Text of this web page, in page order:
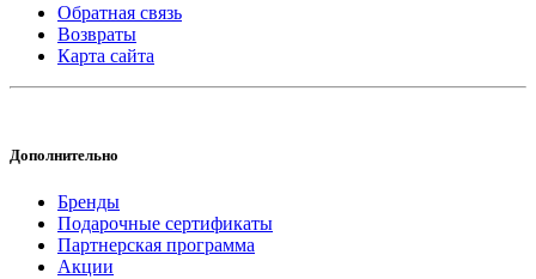
Обратная связь
Возвраты
Карта сайта
Дополнительно
Бренды
Подарочные сертификаты
Партнерская программа
Акции